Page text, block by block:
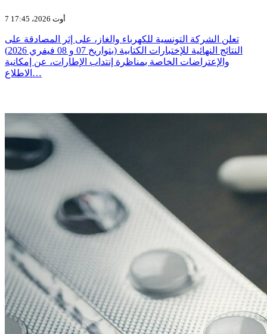
7 أوت 2026، 17:45
تعلن الشركة التونسية للكهرباء والغاز، على إثر المصادقة على
النتائج النهائية للإختبارات الكتابية (بتواريخ 07 و 08 فيفري 2026)
والإعتراضات الخاصة بمناظرة إنتداب الإطارات، عن إمكانية
الاطلاع…